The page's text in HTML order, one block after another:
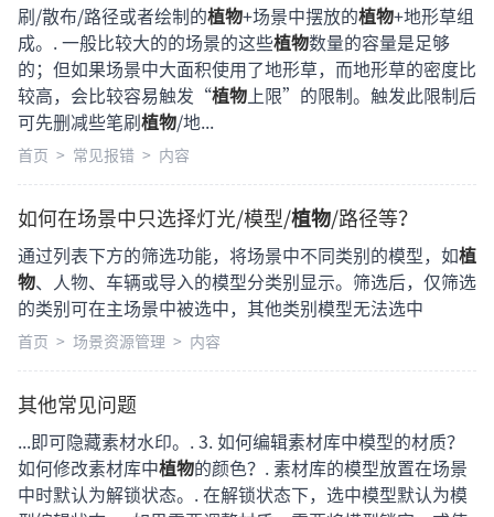
刷/散布/路径或者绘制的植物+场景中摆放的植物+地形草组
成。. 一般比较大的的场景的这些植物数量的容量是足够
的；但如果场景中大面积使用了地形草，而地形草的密度比
较高，会比较容易触发“植物 上限”的限制。触发此限制后
可先删减些笔刷 植物/地...
首页 > 常见报错 > 内容
如何在场景中只选择灯光/模型/植物/路径等？
通过列表下方的筛选功能，将场景中不同类别的模型，如植
物、人物、车辆或导入的模型分类别显示。筛选后，仅筛选
的类别可在主场景中被选中，其他类别模型无法选中
首页 > 场景资源管理 > 内容
其他常见问题
...即可隐藏素材水印。. 3. 如何编辑素材库中模型的材质？
如何修改素材库中植物的颜色？. 素材库的模型放置在场景
中时默认为解锁状态。. 在解锁状态下，选中模型默认为模